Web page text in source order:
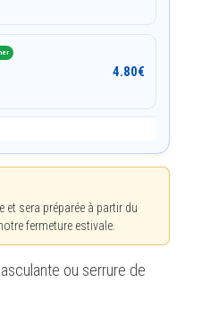
4.80€
et sera préparée à partir du
fermeture estivale.
ou serrure de